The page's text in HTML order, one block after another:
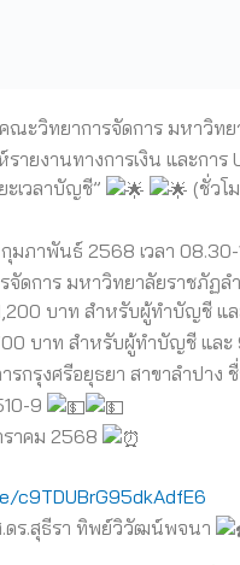
ณะวิทยาการจัดการ มหาวิ
ห์รายงานทางการเงิน และ
เวลาบัญชี”
(ชั่วโ
มภาพันธ์ 2568 เวลา 08.30-
ดการ มหาวิทยาลัยราชภัฏล
1,200 บาท สำหรับผู้ทำบัญชี
700 บาท สำหรับผู้ทำบัญชี แ
ารกรุงศรีอยุธยา สาขาลำป
9
ราคม 2568
.ดร.สุธีรา ทิพย์วิวัฒน์พจนา